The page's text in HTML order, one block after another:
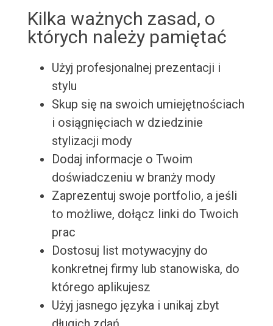
Kilka ważnych zasad, o
których należy pamiętać
Użyj profesjonalnej prezentacji i
stylu
Skup się na swoich umiejętnościach
i osiągnięciach w dziedzinie
stylizacji mody
Dodaj informacje o Twoim
doświadczeniu w branży mody
Zaprezentuj swoje portfolio, a jeśli
to możliwe, dołącz linki do Twoich
prac
Dostosuj list motywacyjny do
konkretnej firmy lub stanowiska, do
którego aplikujesz
Użyj jasnego języka i unikaj zbyt